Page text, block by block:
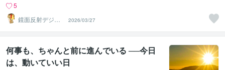
5
鏡面反射デジタ
ルアート製作所
（鈴木穣）
2026/03/27
何事も、ちゃんと前に進んでいる ──今日
は、動いていい日